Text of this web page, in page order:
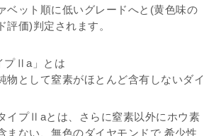
ベット順に低いグレードへと(黄色味の
評価)判定されます。
プⅡa」とは
物として窒素がほとんど含有しないダイ
イプⅡaとは、さらに窒素以外にホウ素
まない、無色のダイヤモンドで 希少性